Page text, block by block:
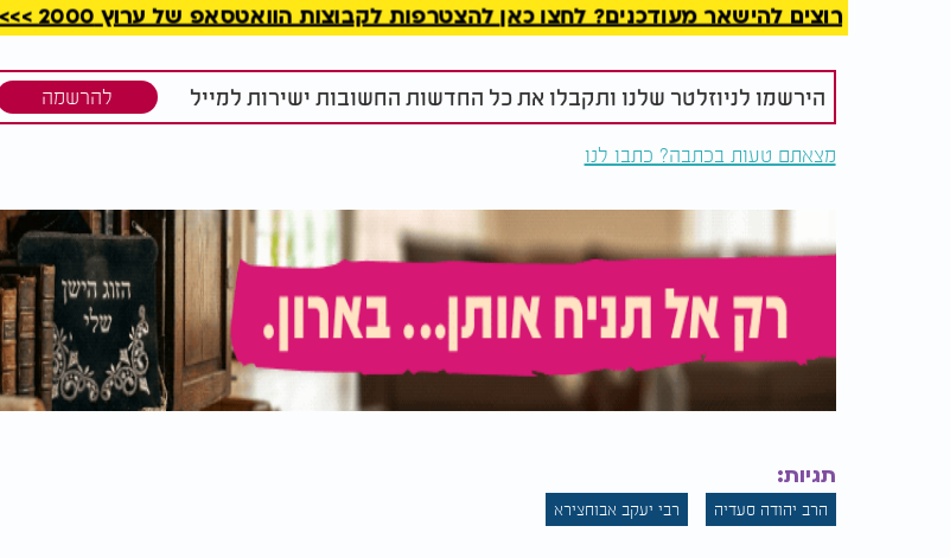
רוצים להישאר מעודכנים? לחצו כאן להצטרפות לקבוצות הוואטסאפ של ערוץ 2000 >>>
הירשמו לניוזלטר שלנו ותקבלו את כל החדשות החשובות ישירות למייל להרשמה
מצאתם טעות בכתבה? כתבו לנו
תגיות:
הרב יהודה סעדיה רבי יעקב אבוחצירא